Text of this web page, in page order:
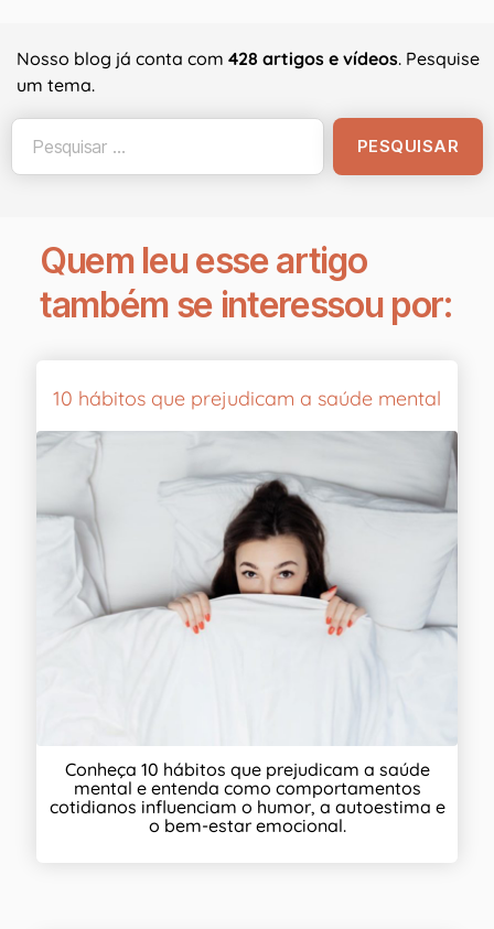
Nosso blog já conta com 428 artigos e vídeos. Pesquise
um tema.
Quem leu esse artigo
também se interessou por:
10 hábitos que prejudicam a saúde mental
Conheça 10 hábitos que prejudicam a saúde
mental e entenda como comportamentos
cotidianos influenciam o humor, a autoestima e
o bem-estar emocional.